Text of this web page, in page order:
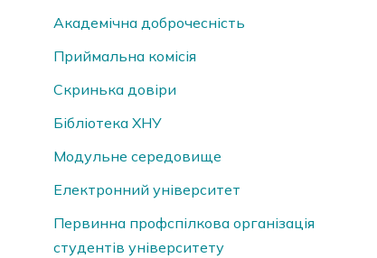
Академічна доброчесність
Приймальна комісія
Скринька довiри
Бібліотека ХНУ
Модульне середовище
Електронний університет
Первинна профспілкова організація
студентів університету